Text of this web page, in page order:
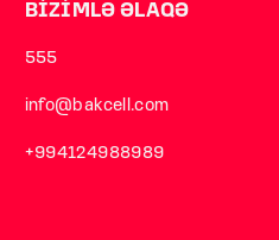
BİZİMLƏ ƏLAQƏ
555
info@bakcell.com
+994124988989